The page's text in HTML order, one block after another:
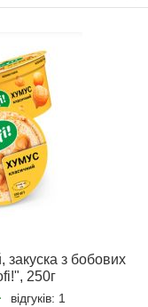
з бобових
250г
відгуків: 1